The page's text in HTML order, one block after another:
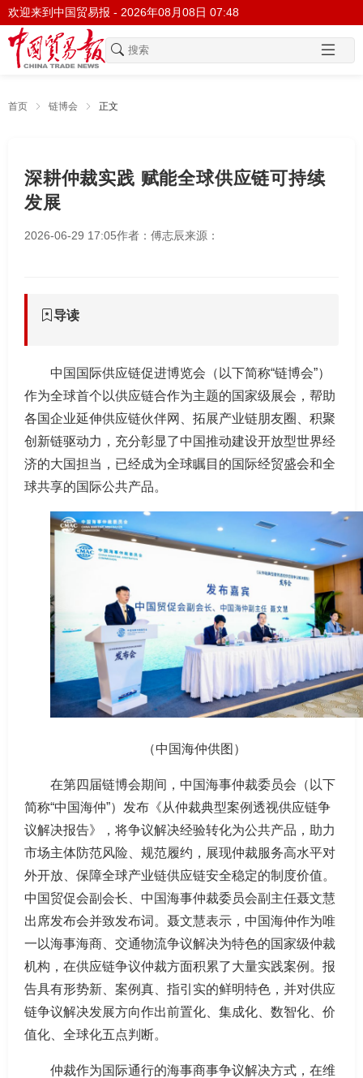
欢迎来到中国贸易报 - 2026年08月08日 07:48
首页 链博会 正文
深耕仲裁实践 赋能全球供应链可持续
发展
2026-06-29 17:05作者：傅志辰来源：
导读
中国国际供应链促进博览会（以下简称“链博会”）
作为全球首个以供应链合作为主题的国家级展会，帮助
各国企业延伸供应链伙伴网、拓展产业链朋友圈、积聚
创新链驱动力，充分彰显了中国推动建设开放型世界经
济的大国担当，已经成为全球瞩目的国际经贸盛会和全
球共享的国际公共产品。
（中国海仲供图）
在第四届链博会期间，中国海事仲裁委员会（以下
简称“中国海仲”）发布《从仲裁典型案例透视供应链争
议解决报告》，将争议解决经验转化为公共产品，助力
市场主体防范风险、规范履约，展现仲裁服务高水平对
外开放、保障全球产业链供应链安全稳定的制度价值。
中国贸促会副会长、中国海事仲裁委员会副主任聂文慧
出席发布会并致发布词。聂文慧表示，中国海仲作为唯
一以海事海商、交通物流争议解决为特色的国家级仲裁
机构，在供应链争议仲裁方面积累了大量实践案例。报
告具有形势新、案例真、指引实的鲜明特色，并对供应
链争议解决发展方向作出前置化、集成化、数智化、价
值化、全球化五点判断。
仲裁作为国际通行的海事商事争议解决方式，在维